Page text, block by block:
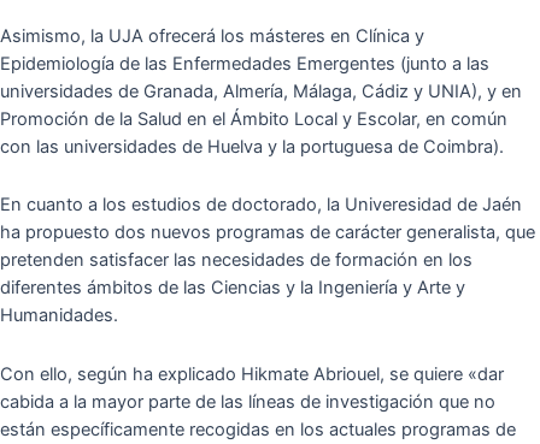
Asimismo, la UJA ofrecerá los másteres en Clínica y
Epidemiología de las Enfermedades Emergentes (junto a las
universidades de Granada, Almería, Málaga, Cádiz y UNIA), y en
Promoción de la Salud en el Ámbito Local y Escolar, en común
con las universidades de Huelva y la portuguesa de Coimbra).
En cuanto a los estudios de doctorado, la Univeresidad de Jaén
ha propuesto dos nuevos programas de carácter generalista, que
pretenden satisfacer las necesidades de formación en los
diferentes ámbitos de las Ciencias y la Ingeniería y Arte y
Humanidades.
Con ello, según ha explicado Hikmate Abriouel, se quiere «dar
cabida a la mayor parte de las líneas de investigación que no
están específicamente recogidas en los actuales programas de